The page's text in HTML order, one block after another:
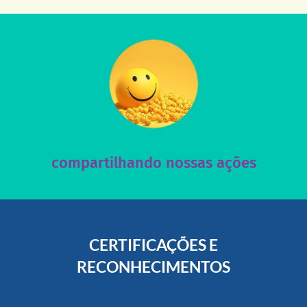
compartilhando nossas ações
Acesse nossas redes sociais e nos ajude compartilhando
nossos posts e nosso site!
acesse nosso instagram
CERTIFICAÇÕES E
RECONHECIMENTOS